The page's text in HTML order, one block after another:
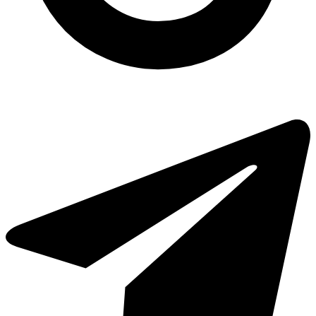
Паперові пакети купити одеса